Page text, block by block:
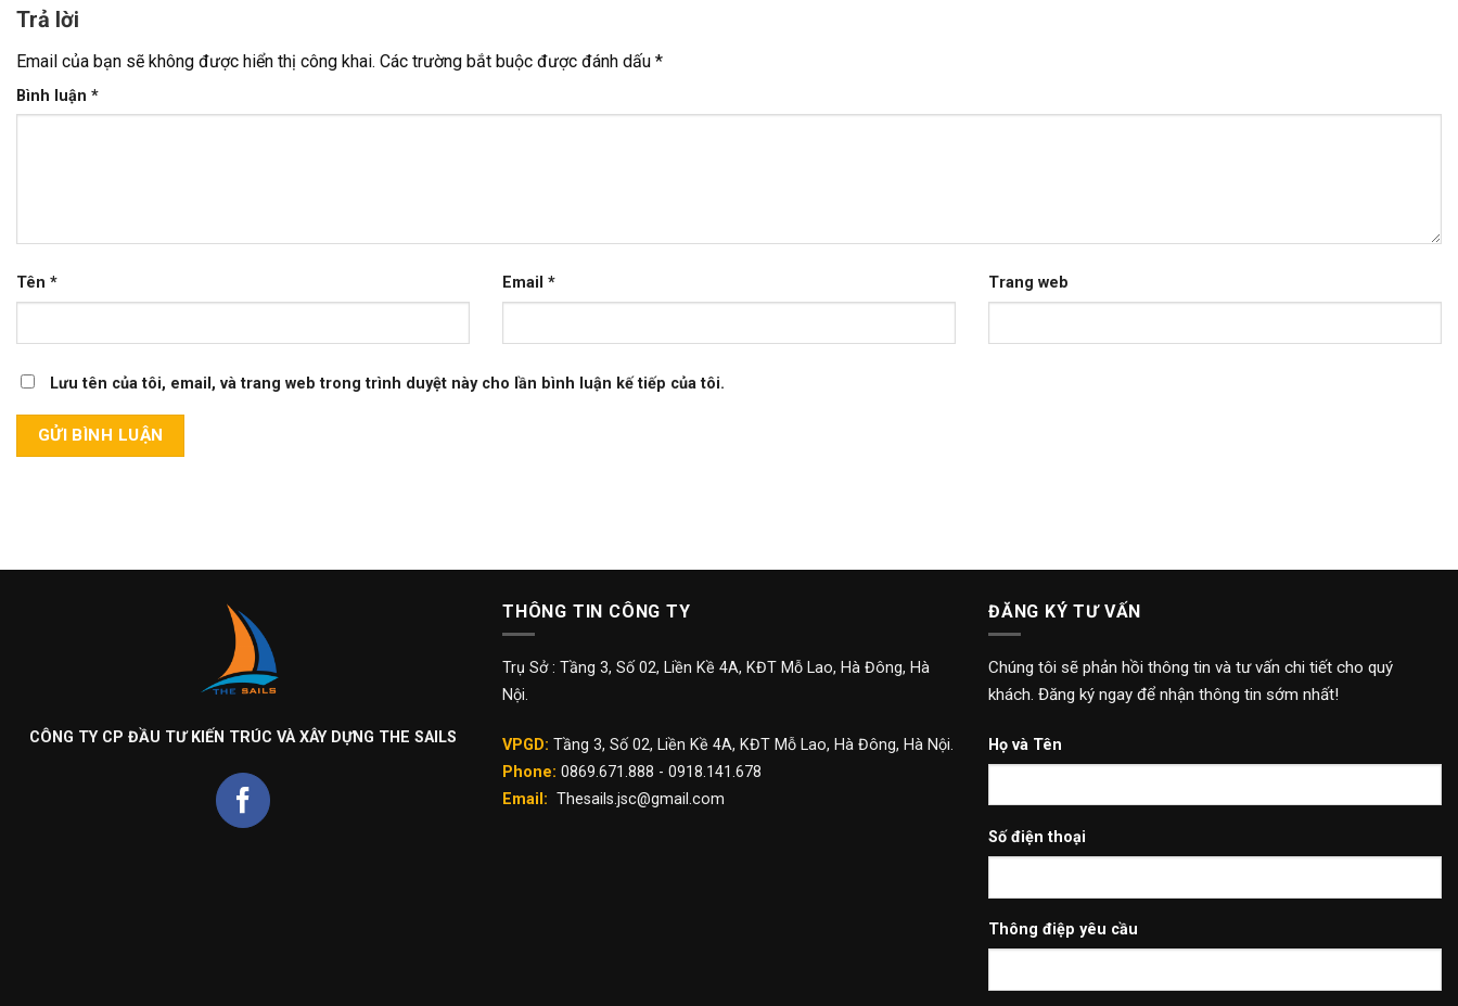
Trả lời
Email của bạn sẽ không được hiển thị công khai. Các trường bắt buộc được đánh dấu *
Bình luận *
Tên * Email * Trang web
Lưu tên của tôi, email, và trang web trong trình duyệt này cho lần bình luận kế tiếp của tôi.
CÔNG TY CP ĐẦU TƯ KIẾN TRÚC VÀ XÂY DỰNG THE SAILS
THÔNG TIN CÔNG TY
Trụ Sở : Tầng 3, Số 02, Liền Kề 4A, KĐT Mỗ Lao, Hà Đông, Hà
Nội.
VPGD: Tầng 3, Số 02, Liền Kề 4A, KĐT Mỗ Lao, Hà Đông, Hà Nội.
Phone: 0869.671.888 - 0918.141.678
Email: Thesails.jsc@gmail.com
ĐĂNG KÝ TƯ VẤN
Chúng tôi sẽ phản hồi thông tin và tư vấn chi tiết cho quý
khách. Đăng ký ngay để nhận thông tin sớm nhất!
Họ và Tên
Số điện thoại
Thông điệp yêu cầu